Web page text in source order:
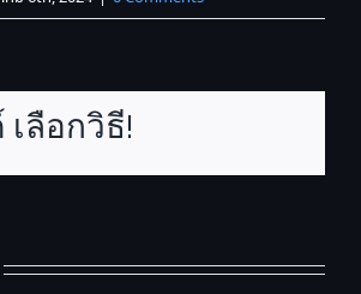
ลือกวิธี!